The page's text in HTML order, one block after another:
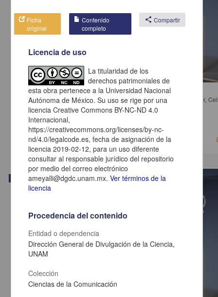
Mesa 4. Democracia en la era de la globalización y del capitalismo
Yturbe Calvo, Corina; Bodei, Remo; Cordera Campos, Rolando; Lafer,
Michelangelo - Instituto de Investigaciones Jurídicas, UNAM
2018-05-17
Ciencias Sociales y Económicas
Ficha
original
Contenido
completo
share Compartir
Licencia de uso
La titularidad de los
derechos patrimoniales de
esta obra pertenece a la Universidad Nacional
Autónoma de México. Su uso se rige por una
licencia Creative Commons BY-NC-ND 4.0
Internacional,
https://creativecommons.org/licenses/by-nc-
nd/4.0/legalcode.es, fecha de asignación de la
licencia 2019-02-12, para un uso diferente
consultar al responsable jurídico del repositorio
por medio del correo electrónico
ameyalli@dgdc.unam.mx.Ver términos de la
licencia
Procedencia del contenido
Entidad o dependencia
Dirección General de Divulgación de la Ciencia,
UNAM
Colección
Ciencias de la Comunicación